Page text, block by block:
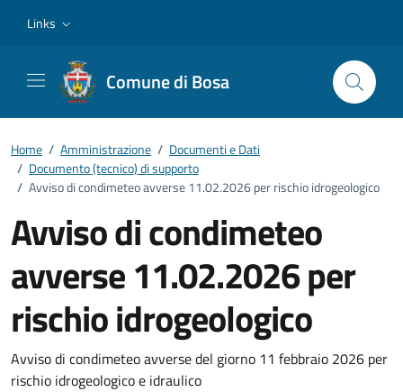
Links
Comune di Bosa
Home / Amministrazione / Documenti e Dati
/ Documento (tecnico) di supporto
/ Avviso di condimeteo avverse 11.02.2026 per rischio idrogeologico
Avviso di condimeteo
avverse 11.02.2026 per
rischio idrogeologico
Dettagli del documento
Avviso di condimeteo avverse del giorno 11 febbraio 2026 per
rischio idrogeologico e idraulico